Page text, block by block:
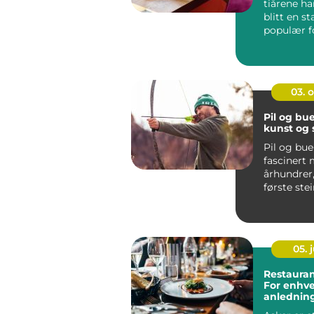
tiårene
blitt en
populær
03.
Pil og
kunst og
Pil og
fascinert
første
05.
For